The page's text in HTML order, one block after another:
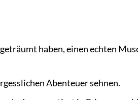
haben, einen echten
Abenteuer sehnen.